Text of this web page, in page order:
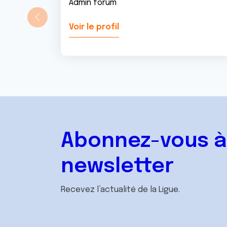
Admin forum
Voir le profil
Abonnez-vous
newsletter
Recevez l’actualité de la Ligue.